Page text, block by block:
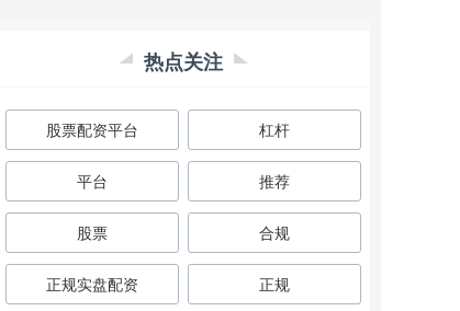
热点关注
股票配资平台 杠杆
平台 推荐
股票 合规
正规实盘配资 正规